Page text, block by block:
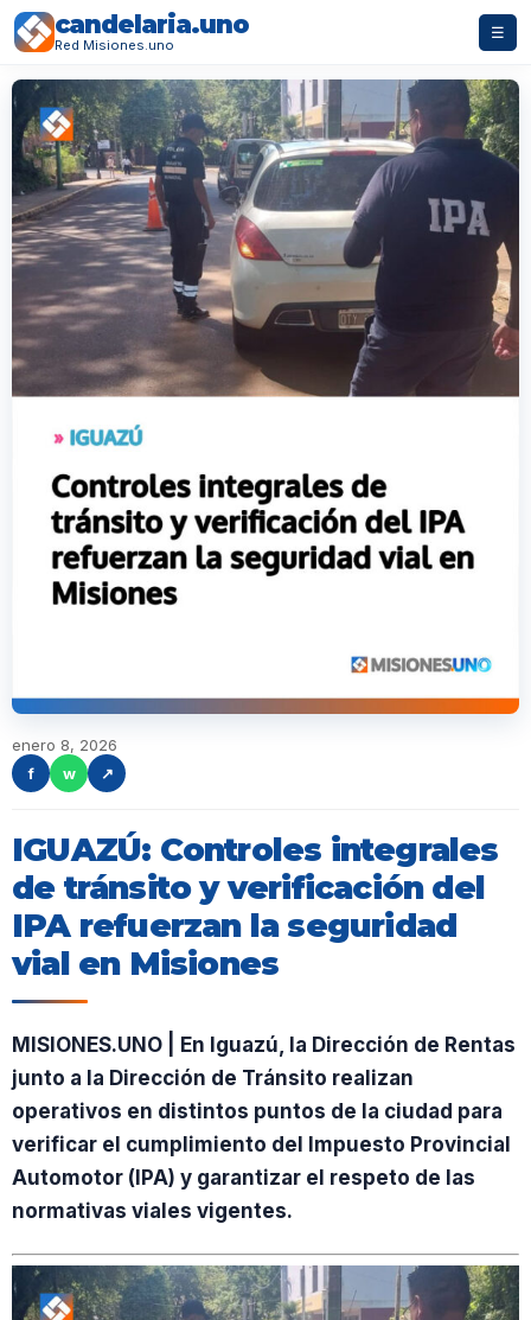
candelaria.uno
Red Misiones.uno
☰
enero 8, 2026
f
w ↗
IGUAZÚ: Controles integrales
de tránsito y verificación del
IPA refuerzan la seguridad
vial en Misiones
MISIONES.UNO | En Iguazú, la Dirección de Rentas
junto a la Dirección de Tránsito realizan
operativos en distintos puntos de la ciudad para
verificar el cumplimiento del Impuesto Provincial
Automotor (IPA) y garantizar el respeto de las
normativas viales vigentes.